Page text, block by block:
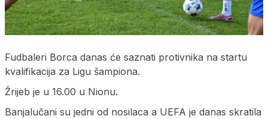
Fudbaleri Borca danas će saznati protivnika na startu
kvalifikacija za Ligu šampiona.
Žrijeb je u 16.00 u Nionu.
Banjalučani su jedni od nosilaca a UEFA je danas skratila